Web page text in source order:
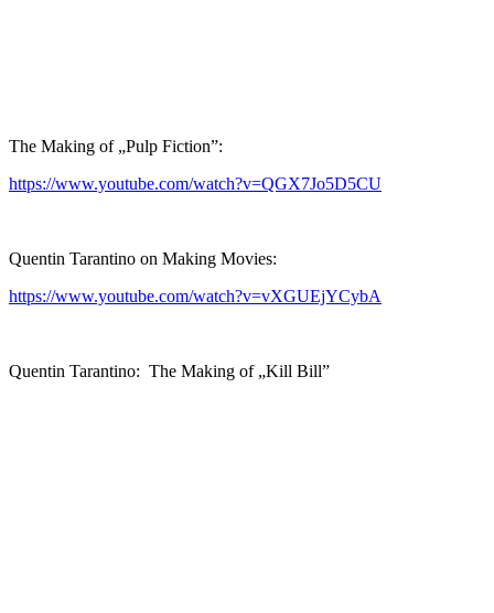
The Making of „Pulp Fiction”:
https://www.youtube.com/watch?v=QGX7Jo5D5CU
Quentin Tarantino on Making Movies:
https://www.youtube.com/watch?v=vXGUEjYCybA
Quentin Tarantino: The Making of „Kill Bill”